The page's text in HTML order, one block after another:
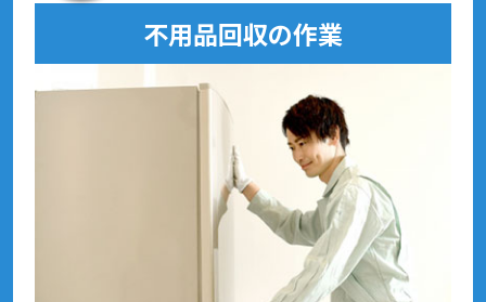
不用品回収の作業